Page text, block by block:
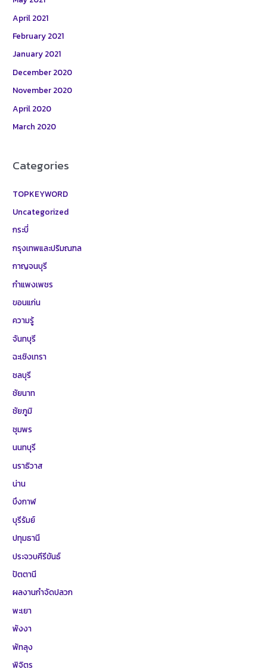
April 2021
February 2021
January 2021
December 2020
November 2020
April 2020
March 2020
Categories
TOPKEYWORD
Uncategorized
กระบี่
กรุงเทพและปริมณฑล
กาญจนบุรี
กำแพงเพชร
ขอนแก่น
ความรู้
จันทบุรี
ฉะเชิงเทรา
ชลบุรี
ชัยนาท
ชัยภูมิ
ชุมพร
นนทบุรี
นราธิวาส
น่าน
บึงกาฬ
บุรีรัมย์
ปทุมธานี
ประจวบคีรีขันธ์
ปัตตานี
ผลงานกำจัดปลวก
พะเยา
พังงา
พัทลุง
พิจิตร